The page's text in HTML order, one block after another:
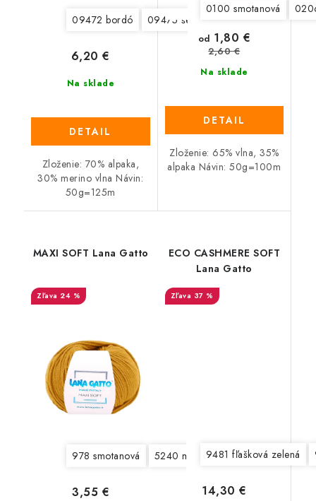
09472 bordó 09475 šedá 09476 tmavá šedá
Na sklade
6,20 €
DETAIL
Zloženie: 70% alpaka,
30% merino vlna Návin:
50g=125m
0100 smotanová
Na sklade
od 1,80 €
2,60 €
DETAIL
Zloženie: 65% vlna, 35%
alpaka Návin: 50g=100m
MAXI SOFT Lana Gatto
24 %
978 smotanová 5240 magenta 5522 kobaltová
3,55 €
ECO CASHMERE SOFT
Lana Gatto
37 %
9481 fľašková zelená
14,30 €